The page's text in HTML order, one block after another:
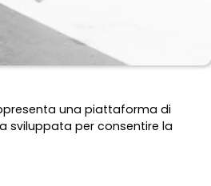
una piattaforma di
sviluppata per consentire la